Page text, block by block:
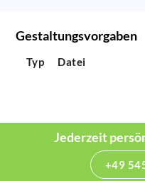
Gestaltungsvorgaben
Typ Datei
Jederzeit
+49